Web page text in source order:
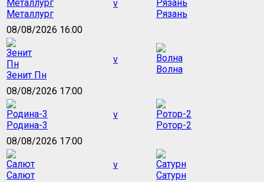
Металлург
v
Рязань
08/08/2026 16:00
Зенит Пн
v
Волна
08/08/2026 17:00
Родина-3
v
Ротор-2
08/08/2026 17:00
Салют
v
Сатурн